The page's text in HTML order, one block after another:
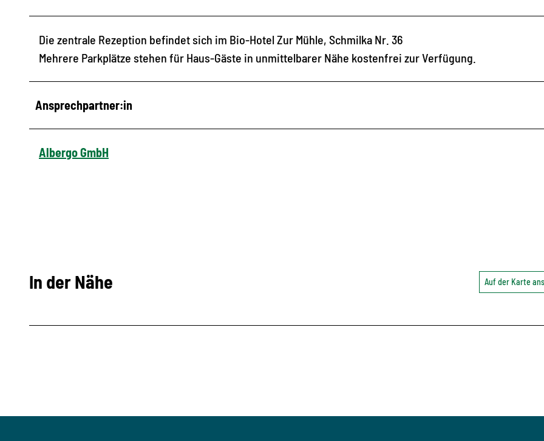
Die zentrale Rezeption befindet sich im Bio-Hotel Zur Mühle, Schmilka Nr. 36
Mehrere Parkplätze stehen für Haus-Gäste in unmittelbarer Nähe kostenfrei zur Verfügung.
Ansprechpartner:in
Albergo GmbH
In der Nähe Auf der Karte